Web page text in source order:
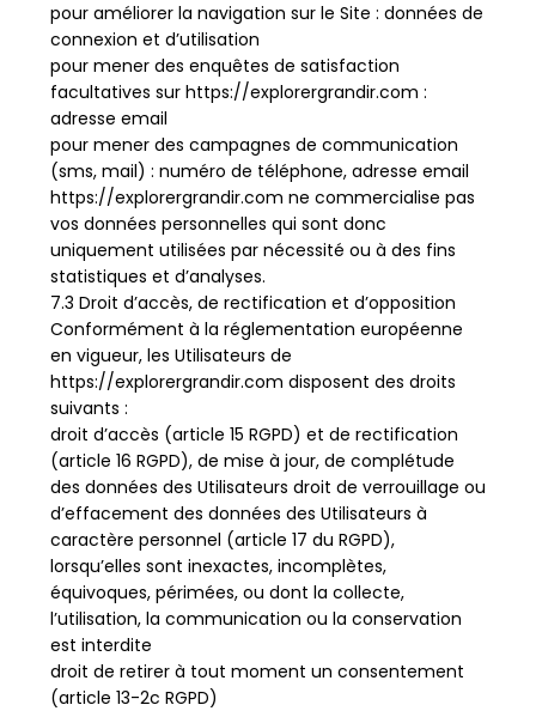
pour améliorer la navigation sur le Site : données de
connexion et d’utilisation
pour mener des enquêtes de satisfaction
facultatives sur https://explorergrandir.com :
adresse email
pour mener des campagnes de communication
(sms, mail) : numéro de téléphone, adresse email
https://explorergrandir.com ne commercialise pas
vos données personnelles qui sont donc
uniquement utilisées par nécessité ou à des fins
statistiques et d’analyses.
7.3 Droit d’accès, de rectification et d’opposition
Conformément à la réglementation européenne
en vigueur, les Utilisateurs de
https://explorergrandir.com disposent des droits
suivants :
droit d’accès (article 15 RGPD) et de rectification
(article 16 RGPD), de mise à jour, de complétude
des données des Utilisateurs droit de verrouillage ou
d’effacement des données des Utilisateurs à
caractère personnel (article 17 du RGPD),
lorsqu’elles sont inexactes, incomplètes,
équivoques, périmées, ou dont la collecte,
l’utilisation, la communication ou la conservation
est interdite
droit de retirer à tout moment un consentement
(article 13-2c RGPD)